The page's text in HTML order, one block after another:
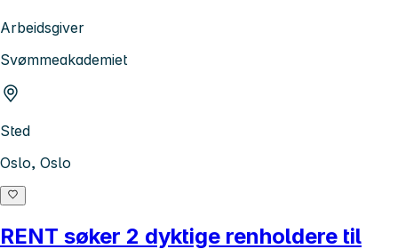
Arbeidsgiver
Svømmeakademiet
Sted
Oslo, Oslo
RENT søker 2 dyktige renholdere til